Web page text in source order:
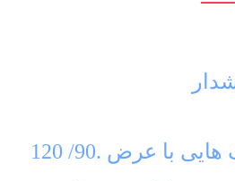
مناسب برای تشک هایی با عرض .90/ 120